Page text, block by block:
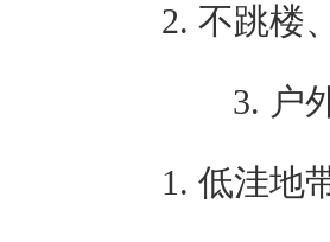
2.不跳楼
3. 户
1.低洼地